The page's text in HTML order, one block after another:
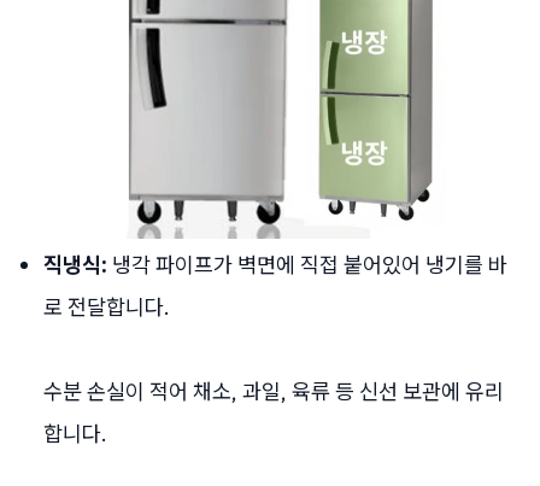
직냉식: 냉각 파이프가 벽면에 직접 붙어있어 냉기를 바
로 전달합니다.
수분 손실이 적어 채소, 과일, 육류 등 신선 보관에 유리
합니다.